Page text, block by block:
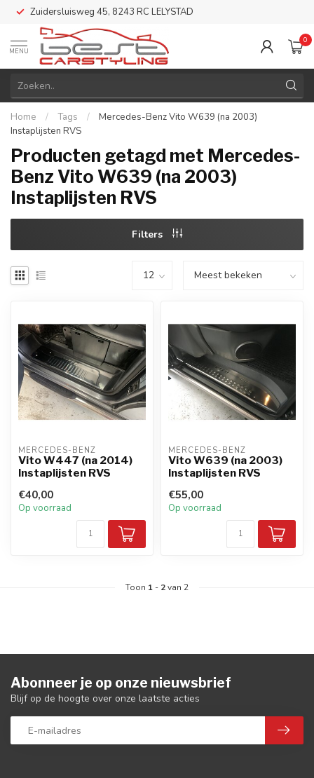
Zuidersluisweg 45, 8243 RC LELYSTAD
MENU
0
Home / Tags /
Mercedes-Benz Vito W639 (na 2003)
Instaplijsten RVS
Producten getagd met Mercedes-
Benz Vito W639 (na 2003)
Instaplijsten RVS
Filters
MERCEDES-BENZ
Vito W447 (na 2014)
Instaplijsten RVS
€40,00
Op voorraad
MERCEDES-BENZ
Vito W639 (na 2003)
Instaplijsten RVS
€55,00
Op voorraad
Toon 1 - 2van 2
Abonneer je op onze nieuwsbrief
Blijf op de hoogte over onze laatste acties